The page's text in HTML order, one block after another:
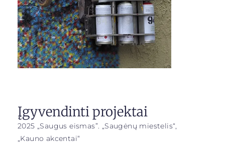
Įgyvendinti projektai
2025 „Saugus eismas”. „Saugėnų miestelis“,
„Kauno akcentai“